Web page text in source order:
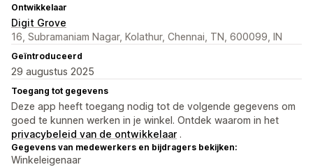
Ontwikkelaar
Digit Grove
16, Subramaniam Nagar, Kolathur, Chennai, TN, 600099, IN
Geïntroduceerd
29 augustus 2025
Toegang tot gegevens
Deze app heeft toegang nodig tot de volgende gegevens om
goed te kunnen werken in je winkel. Ontdek waarom in het
privacybeleid van de ontwikkelaar .
Gegevens van medewerkers en bijdragers bekijken:
Winkeleigenaar